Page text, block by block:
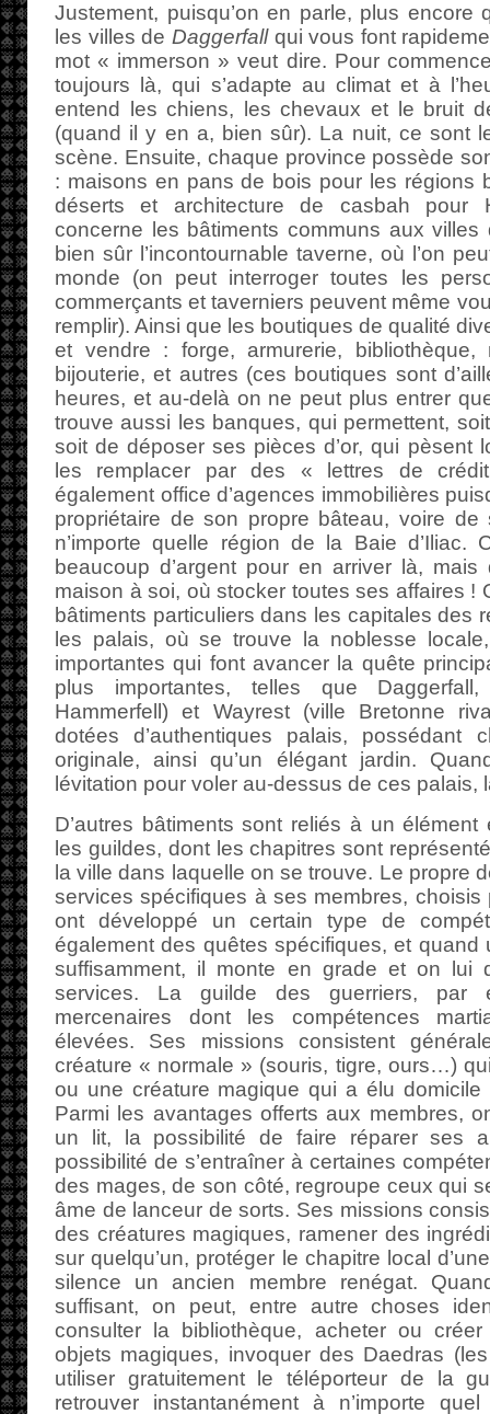
Justement, puisqu’on en parle, plus encore
les villes de Daggerfallqui vous font
mot « immerson » veut dire. Pour
toujours là, qui s’adapte au climat et à
entend les chiens, les chevaux et le bruit
(quand il y en a, bien sûr). La nuit, ce sont
scène. Ensuite, chaque province possède
: maisons en pans de bois pour les régions
déserts et architecture de casbah pour
concerne les bâtiments communs aux
bien sûr l’incontournable taverne, où l’on
monde (on peut interroger toutes les
commerçants et taverniers peuvent même
remplir). Ainsi que les boutiques de qualité
et vendre : forge, armurerie, bibliothèque,
bijouterie, et autres (ces boutiques sont
heures, et au-delà on ne peut plus entrer
trouve aussi les banques, qui permettent, soit
soit de déposer ses pièces d’or, qui pèsent
les remplacer par des « lettres de
également office d’agences immobilières
propriétaire de son propre bâteau, voire
n’importe quelle région de la Baie d’Iliac.
beaucoup d’argent pour en arriver là, mais
maison à soi, où stocker toutes ses affaires !
bâtiments particuliers dans les capitales des
les palais, où se trouve la noblesse
importantes qui font avancer la quête
plus importantes, telles que
Hammerfell) et Wayrest (ville Bretonne
dotées d’authentiques palais, possédant
originale, ainsi qu’un élégant jardin.
lévitation pour voler au-dessus de ces palais,
D’autres bâtiments sont reliés à un
les guildes, dont les chapitres sont
la ville dans laquelle on se trouve. Le propre
services spécifiques à ses membres, choisis
ont développé un certain type de
également des quêtes spécifiques, et quand
suffisamment, il monte en grade et on lui
services. La guilde des guerriers, par
mercenaires dont les compétences
élevées. Ses missions consistent
créature « normale » (souris, tigre, ours…)
ou une créature magique qui a élu
Parmi les avantages offerts aux membres,
un lit, la possibilité de faire réparer ses
possibilité de s’entraîner à certaines
des mages, de son côté, regroupe ceux qui
âme de lanceur de sorts. Ses missions
des créatures magiques, ramener des
sur quelqu’un, protéger le chapitre local
silence un ancien membre renégat.
suffisant, on peut, entre autre choses
consulter la bibliothèque, acheter ou
objets magiques, invoquer des Daedras
utiliser gratuitement le téléporteur de la
retrouver instantanément à n’importe